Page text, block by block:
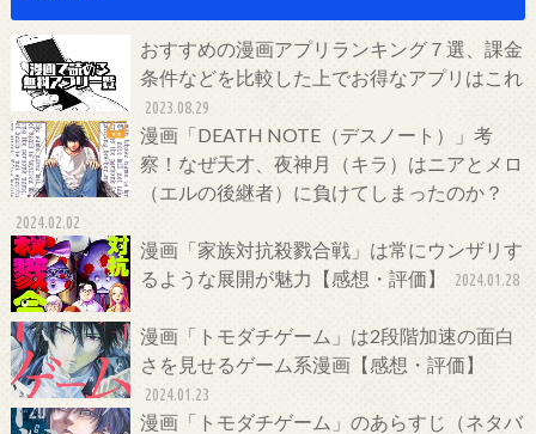
おすすめの漫画アプリランキング７選、課金
条件などを比較した上でお得なアプリはこれ
2023.08.29
漫画「DEATH NOTE（デスノート）」考
察！なぜ天才、夜神月（キラ）はニアとメロ
（エルの後継者）に負けてしまったのか？
2024.02.02
漫画「家族対抗殺戮合戦」は常にウンザリす
るような展開が魅力【感想・評価】
2024.01.28
漫画「トモダチゲーム」は2段階加速の面白
さを見せるゲーム系漫画【感想・評価】
2024.01.23
漫画「トモダチゲーム」のあらすじ（ネタバ